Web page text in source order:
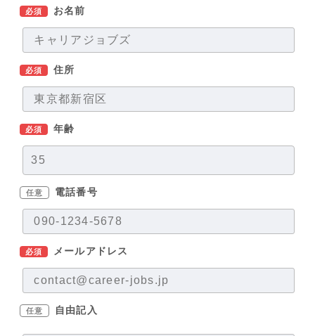
必須 お名前
必須 住所
必須 年齢
任意 電話番号
必須 メールアドレス
任意 自由記入